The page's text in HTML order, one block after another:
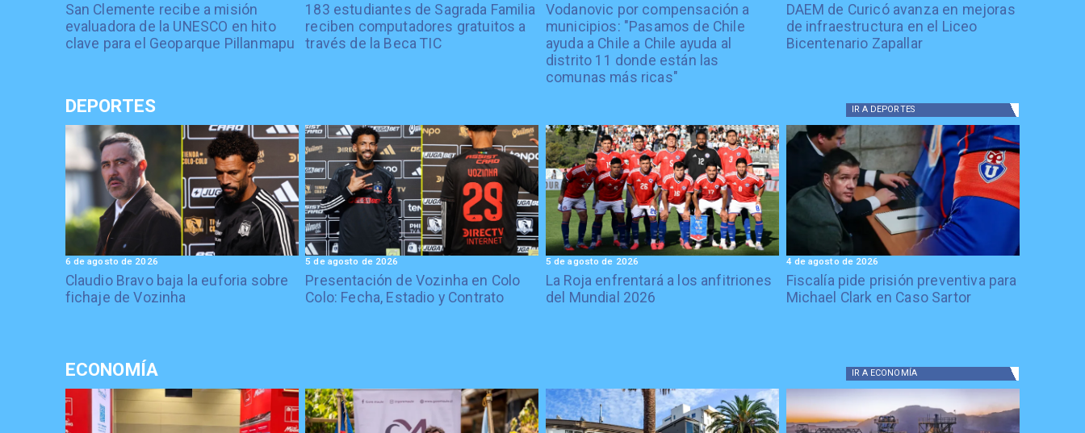
San Clemente recibe a misión
evaluadora de la UNESCO en hito
clave para el Geoparque Pillanmapu
183 estudiantes de Sagrada Familia
reciben computadores gratuitos a
través de la Beca TIC
Vodanovic por compensación a
municipios: "Pasamos de Chile
ayuda a Chile a Chile ayuda al
distrito 11 donde están las
comunas más ricas"
DAEM de Curicó avanza en mejoras
de infraestructura en el Liceo
Bicentenario Zapallar
DEPORTES IR A DEPORTES
Claudio Bravo baja la euforia sobre
fichaje de Vozinha
6 de agosto de 2026
Presentación de Vozinha en Colo
Colo: Fecha, Estadio y Contrato
5 de agosto de 2026
La Roja enfrentará a los anfitriones
del Mundial 2026
5 de agosto de 2026
Fiscalía pide prisión preventiva para
Michael Clark en Caso Sartor
4 de agosto de 2026
ECONOMÍA IR A ECONOMÍA